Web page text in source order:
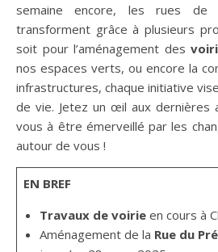
semaine encore, les rues
transforment grâce à plusieurs
soit pour l’aménagement des
nos espaces verts, ou encore la
infrastructures, chaque initiative
de vie. Jetez un œil aux dernières
vous à être émerveillé par les
autour de vous !
EN BREF
Travaux de voirieen cours à
Aménagement de la Rue du